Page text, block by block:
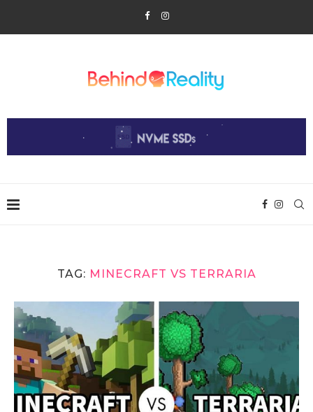
TAG: MINECRAFT VS TERRARIA